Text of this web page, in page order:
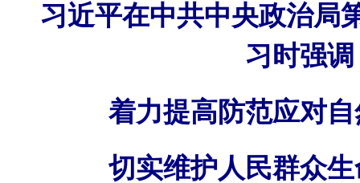
习近平在中共中央政治局
习时强调
着力提高防范应对
切实维护人民群众